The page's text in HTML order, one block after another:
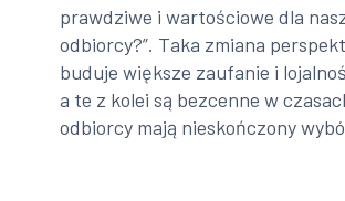
prawdziwe i wartościowe dla
odbiorcy?”. Taka zmiana
buduje większe zaufanie i
a te z kolei są bezcenne w
odbiorcy mają nieskończony